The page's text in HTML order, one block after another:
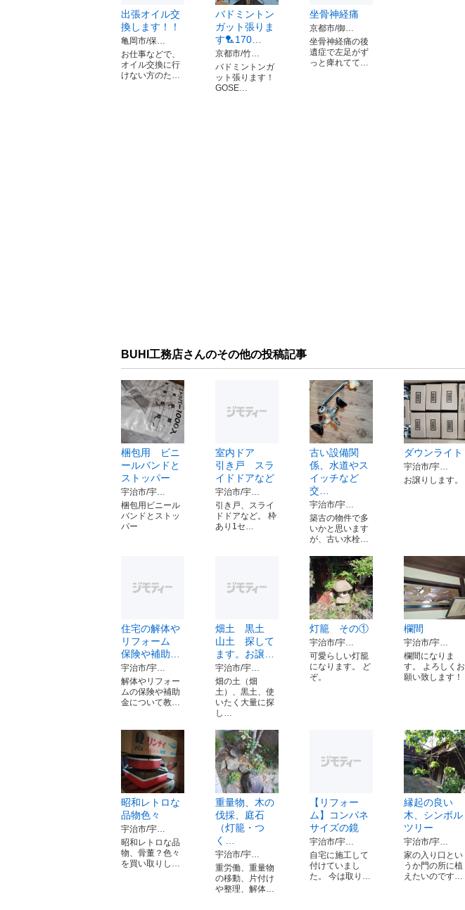
出張オイル交
換します！！
亀岡市/保…
お仕事などで、
オイル交換に行
けない方のた…
バドミントン
ガット張りま
す🏸170…
京都市/竹…
バドミントンガ
ット張ります！
GOSE…
坐骨神経痛
京都市/御…
坐骨神経痛の後
遺症で左足がず
っと痺れてて…
BUHI工務店さんのその他の投稿記事
梱包用 ビニ
ールバンドと
ストッパー
宇治市/宇…
梱包用ビニール
バンドとストッ
パー
室内ドア
引き戸 スラ
イドドアなど
宇治市/宇…
引き戸、スライ
ドドアなど。 枠
あり1セ…
古い設備関
係、水道やス
イッチなど
交…
宇治市/宇…
築古の物件で多
いかと思います
が、古い水栓…
ダウンライト
宇治市/宇…
お譲りします。
住宅の解体や
リフォーム
保険や補助…
宇治市/宇…
解体やリフォー
ムの保険や補助
金について教…
畑土 黒土
山土 探して
ます。お譲…
宇治市/宇…
畑の土（畑
土）、黒土、使
いたく大量に探
し…
灯籠 その①
宇治市/宇…
可愛らしい灯籠
になります。 ど
ぞ。
欄間
宇治市/宇…
欄間になりま
す。 よろしくお
願い致します！
昭和レトロな
品物色々
宇治市/宇…
昭和レトロな品
物、骨董？色々
を買い取りし…
重量物、木の
伐採、庭石
（灯籠・つ
く…
宇治市/宇…
重労働、重量物
の移動、片付け
や整理、解体…
【リフォー
ム】コンパネ
サイズの鏡
宇治市/宇…
自宅に施工して
付けていまし
た。 今は取り…
縁起の良い
木、シンボル
ツリー
宇治市/宇…
家の入り口とい
うか門の所に植
えたいのです…